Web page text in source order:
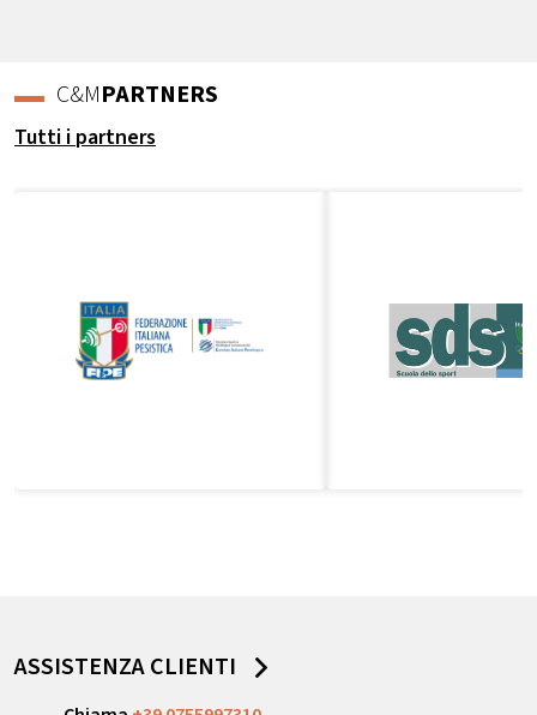
C&MPARTNERS
Tutti i partners
ASSISTENZA CLIENTI